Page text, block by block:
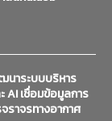
นาระบบบริหาร
AI เชื่อมข้อมูลการ
ราจรทางอากาศ